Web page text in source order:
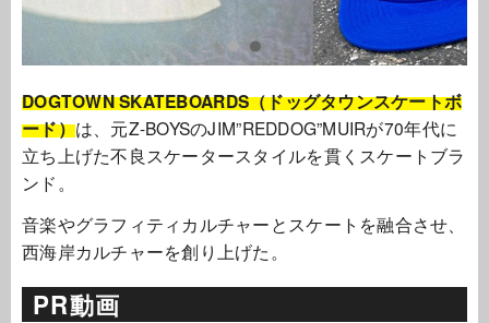
DOGTOWN SKATEBOARDS（ドッグタウンスケートボ
ード）は、元Z-BOYSのJIM”REDDOG”MUIRが70年代に
立ち上げた不良スケータースタイルを貫くスケートブラ
ンド。
音楽やグラフィティカルチャーとスケートを融合させ、
西海岸カルチャーを創り上げた。
PR動画